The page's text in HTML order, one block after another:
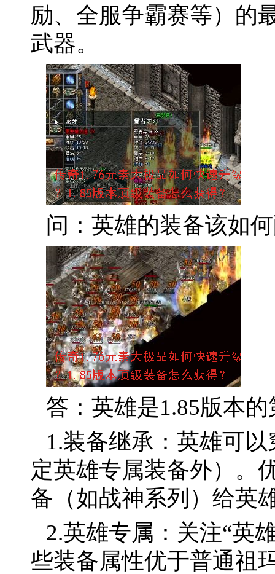
励、全服争霸赛等）的
武器。
问：英雄的装备该如
答：英雄是1.85版本
1.装备继承：英雄可
定英雄专属装备外）。
备（如战神系列）给英
2.英雄专属：关注“英
些装备属性优于普通祖